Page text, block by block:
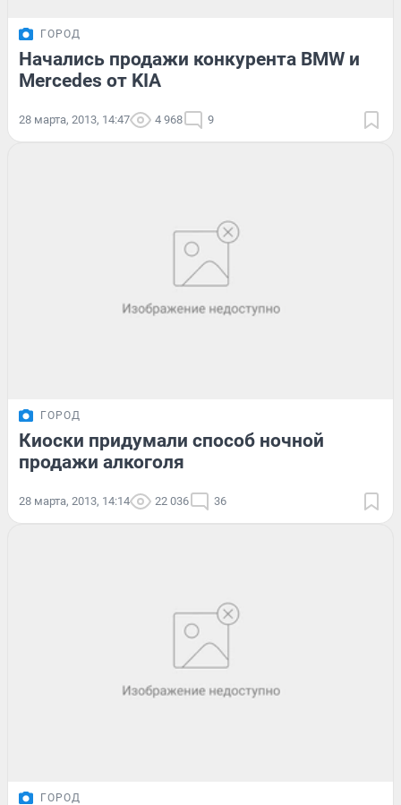
ГОРОД
Начались продажи конкурента BMW и
Mercedes от KIA
28 марта, 2013, 14:47 4 968 9
ГОРОД
Киоски придумали способ ночной
продажи алкоголя
28 марта, 2013, 14:14 22 036 36
ГОРОД